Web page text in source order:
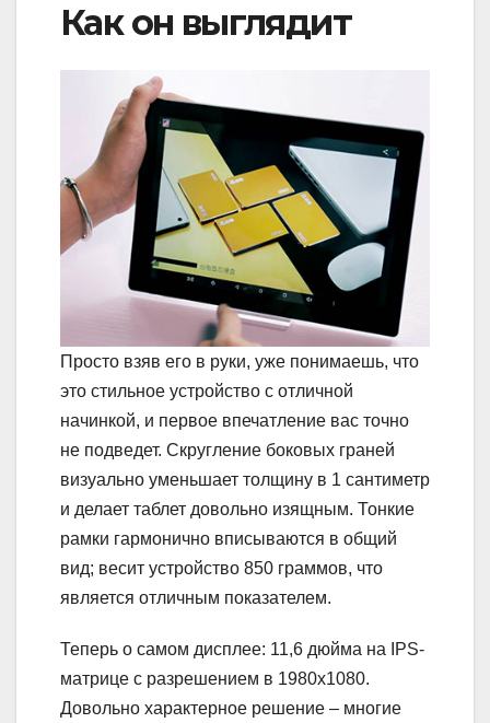
Как он выглядит
Просто взяв его в руки, уже понимаешь, что
это стильное устройство с отличной
начинкой, и первое впечатление вас точно
не подведет. Скругление боковых граней
визуально уменьшает толщину в 1 сантиметр
и делает таблет довольно изящным. Тонкие
рамки гармонично вписываются в общий
вид; весит устройство 850 граммов, что
является отличным показателем.
Теперь о самом дисплее: 11,6 дюйма на IPS-
матрице с разрешением в 1980х1080.
Довольно характерное решение – многие